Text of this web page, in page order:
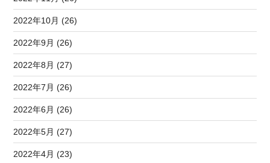
2022年10月 (26)
2022年9月 (26)
2022年8月 (27)
2022年7月 (26)
2022年6月 (26)
2022年5月 (27)
2022年4月 (23)